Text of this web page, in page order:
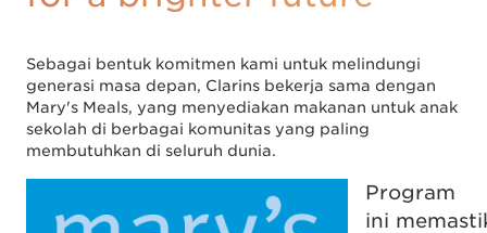
Sebagai bentuk komitmen kami untuk melindungi
generasi masa depan, Clarins bekerja sama dengan
Mary's Meals, yang menyediakan makanan untuk anak
sekolah di berbagai komunitas yang paling
membutuhkan di seluruh dunia.
Program
ini